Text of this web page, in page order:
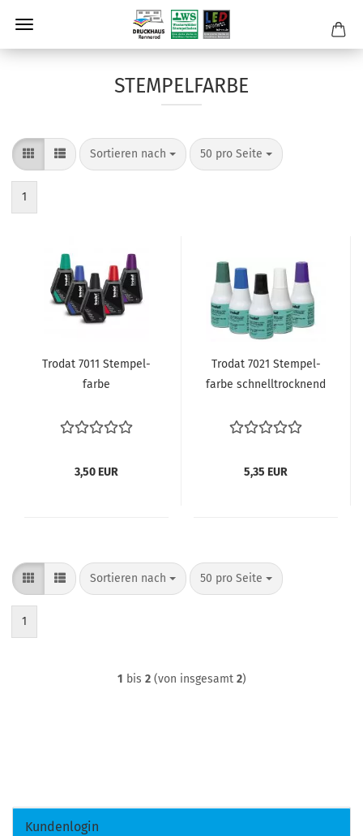
STEMPELFARBE
Sortieren nach
Sortieren nach 50 pro Seite
pro Seite
1
Tro­dat 7011 Stem­pel­
far­be
3,50 EUR
Tro­dat 7021 Stem­pel­
far­be schnell­trock­nend
5,35 EUR
Sortieren nach
Sortieren nach 50 pro Seite
pro Seite
1
1 bis 2(von insgesamt 2)
Kundenlogin